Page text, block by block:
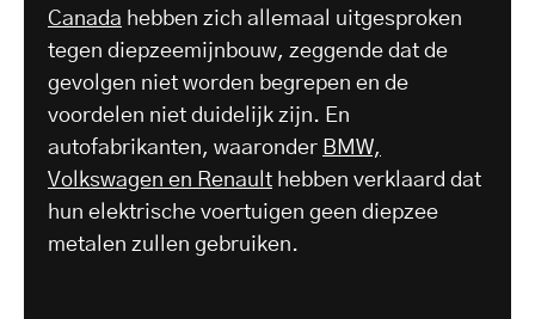
Canada hebben zich allemaal uitgesproken
tegen diepzeemijnbouw, zeggende dat de
gevolgen niet worden begrepen en de
voordelen niet duidelijk zijn. En
autofabrikanten, waaronder BMW,
Volkswagen en Renault hebben verklaard dat
hun elektrische voertuigen geen diepzee
metalen zullen gebruiken.